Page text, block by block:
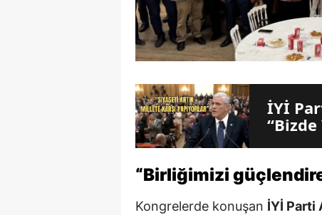
İYİ
“Birliğimizi
Kongrelerde konuşan İYİ Parti